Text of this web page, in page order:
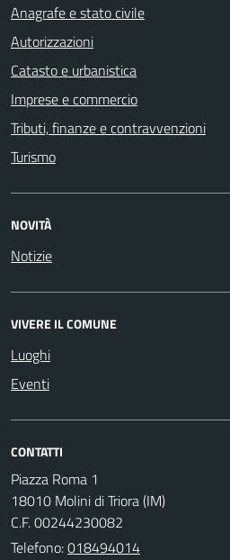
Anagrafe e stato civile
Autorizzazioni
Catasto e urbanistica
Imprese e commercio
Tributi, finanze e contravvenzioni
Turismo
NOVITÀ
Notizie
VIVERE IL COMUNE
Luoghi
Eventi
CONTATTI
Piazza Roma 1
18010 Molini di Triora (IM)
C.F. 00244230082
Telefono:018494014